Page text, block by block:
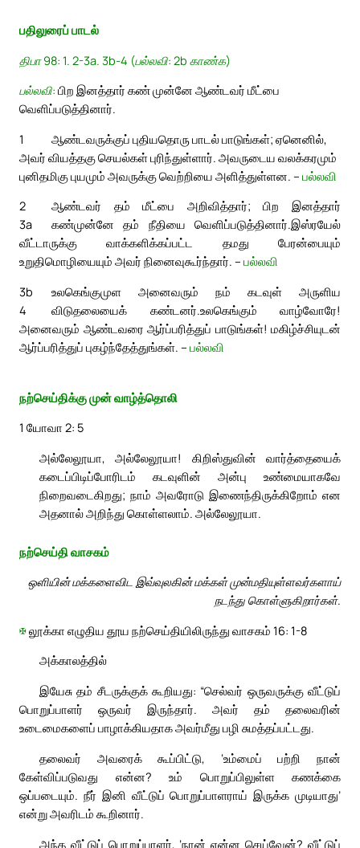
பதிலுரைப் பாடல்
திபா 98: 1. 2-3a. 3b-4 (பல்லவி: 2b காண்க)
பல்லவி: பிற இனத்தார் கண் முன்னே ஆண்டவர் மீட்பை
வெளிப்படுத்தினார்.
1
ஆண்டவருக்குப் புதியதொரு பாடல் பாடுங்கள்; ஏனெனில்,
அவர் வியத்தகு செயல்கள் புரிந்துள்ளார். அவருடைய வலக்கரமும்
புனிதமிகு புயமும் அவருக்கு வெற்றியை அளித்துள்ளன. – பல்லவி
2
ஆண்டவர் தம் மீட்பை அறிவித்தார்; பிற இனத்தார்
கண்முன்னே தம் நீதியை வெளிப்படுத்தினார்.
3a
இஸ்ரயேல்
வீட்டாருக்கு வாக்களிக்கப்பட்ட தமது பேரன்பையும்
உறுதிமொழியையும் அவர் நினைவுகூர்ந்தார். – பல்லவி
3b
உலகெங்குமுள அனைவரும் நம் கடவுள் அருளிய
விடுதலையைக் கண்டனர்.
4
உலகெங்கும் வாழ்வோரே!
அனைவரும் ஆண்டவரை ஆர்ப்பரித்துப் பாடுங்கள்! மகிழ்ச்சியுடன்
ஆர்ப்பரித்துப் புகழ்ந்தேத்துங்கள். – பல்லவி
நற்செய்திக்கு முன் வாழ்த்தொலி
1 யோவா 2: 5
அல்லேலூயா, அல்லேலூயா! கிறிஸ்துவின் வார்த்தையைக்
கடைப்பிடிப்போரிடம் கடவுளின் அன்பு உண்மையாகவே
நிறைவடைகிறது; நாம் அவரோடு இணைந்திருக்கிறோம் என
அதனால் அறிந்து கொள்ளலாம். அல்லேலூயா.
நற்செய்தி வாசகம்
ஒளியின் மக்களைவிட இவ்வுலகின் மக்கள் முன்மதியுள்ளவர்களாய்
நடந்து கொள்ளுகிறார்கள்.
✠லூக்கா எழுதிய தூய நற்செய்தியிலிருந்து வாசகம் 16: 1-8
அக்காலத்தில்
இயேசு தம் சீடருக்குக் கூறியது: “செல்வர் ஒருவருக்கு வீட்டுப்
பொறுப்பாளர் ஒருவர் இருந்தார். அவர் தம் தலைவரின்
உடைமைகளைப் பாழாக்கியதாக அவர்மீது பழி சுமத்தப்பட்டது.
தலைவர் அவரைக் கூப்பிட்டு, ‘உம்மைப் பற்றி நான்
கேள்விப்படுவது என்ன? உம் பொறுப்பிலுள்ள கணக்கை
ஒப்படையும். நீர் இனி வீட்டுப் பொறுப்பாளராய் இருக்க முடியாது’
என்று அவரிடம் கூறினார்.
அந்த வீட்டுப் பொறுப்பாளர், ‘நான் என்ன செய்வேன்? வீட்டுப்